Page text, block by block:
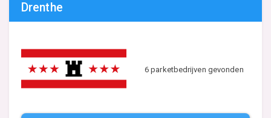
Drenthe
6 parketbedrijven gevonden